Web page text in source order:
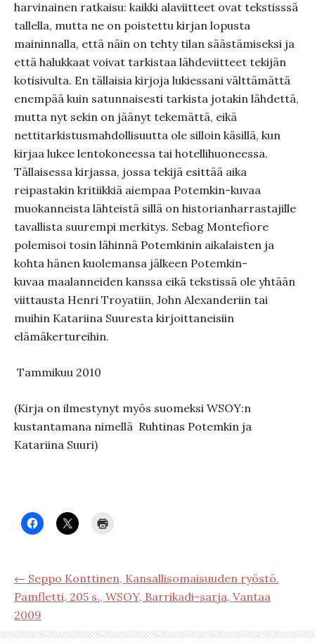
harvinainen ratkaisu: kaikki alaviitteet ovat tekstisssä
tallella, mutta ne on poistettu kirjan lopusta
maininnalla, että näin on tehty tilan säästämiseksi ja
että halukkaat voivat tarkistaa lähdeviitteet tekijän
kotisivulta. En tällaisia kirjoja lukiessani välttämättä
enempää kuin satunnaisesti tarkista jotakin lähdettä,
mutta nyt sekin on jäänyt tekemättä, eikä
nettitarkistusmahdollisuutta ole silloin käsillä, kun
kirjaa lukee lentokoneessa tai hotellihuoneessa.
Tällaisessa kirjassa, jossa tekijä esittää aika
reipastakin kritiikkiä aiempaa Potemkin-kuvaa
muokanneista lähteistä sillä on historianharrastajille
tavallista suurempi merkitys. Sebag Montefiore
polemisoi tosin lähinnä Potemkinin aikalaisten ja
kohta hänen kuolemansa jälkeen Potemkin-
kuvaa maalanneiden kanssa eikä tekstissä ole yhtään
viittausta Henri Troyatiin, John Alexanderiin tai
muihin Katariina Suuresta kirjoittaneisiin
elämäkertureihin.
Tammikuu 2010
(Kirja on ilmestynyt myös suomeksi WSOY:n
kustantamana nimellä Ruhtinas Potemkin ja
Katariina Suuri)
← Seppo Konttinen, Kansallisomaisuuden ryöstö.
Pamfletti, 205 s., WSOY, Barrikadi-sarja, Vantaa
2009